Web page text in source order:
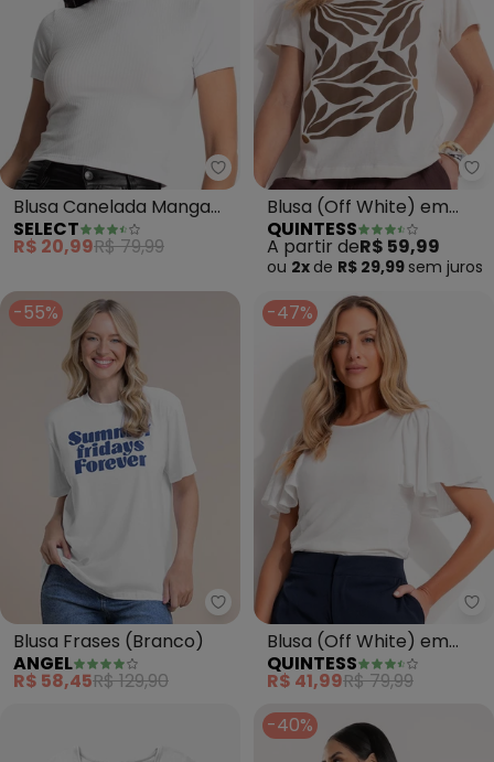
Select - Blusa Canelada
Blusa Canelada Manga
Curta (Branco)
SELECT
R$ 20,99R$ 79,99
Blusa (Off White) em
Malha de Algodão
QUINTESS
A partir deR$ 59,99
ou 2x de R$ 29,99 sem juros
-55%
Angel - Blusa Frases (Branco)
Blusa Frases (Branco)
ANGEL
R$ 58,45R$ 129,90
-47%
Blusa (Off White) em
Malha de Algodão
QUINTESS
R$ 41,99R$ 79,99
-40%